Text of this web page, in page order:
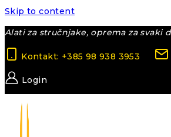
Skip to content
Alati za stručnjake, oprema za svaki
Kontakt: +385 98 938 3953
Login